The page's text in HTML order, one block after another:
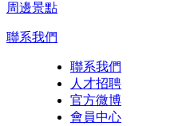
周邊景點
聯系我們
聯系我們
人才招聘
官方微博
會員中心